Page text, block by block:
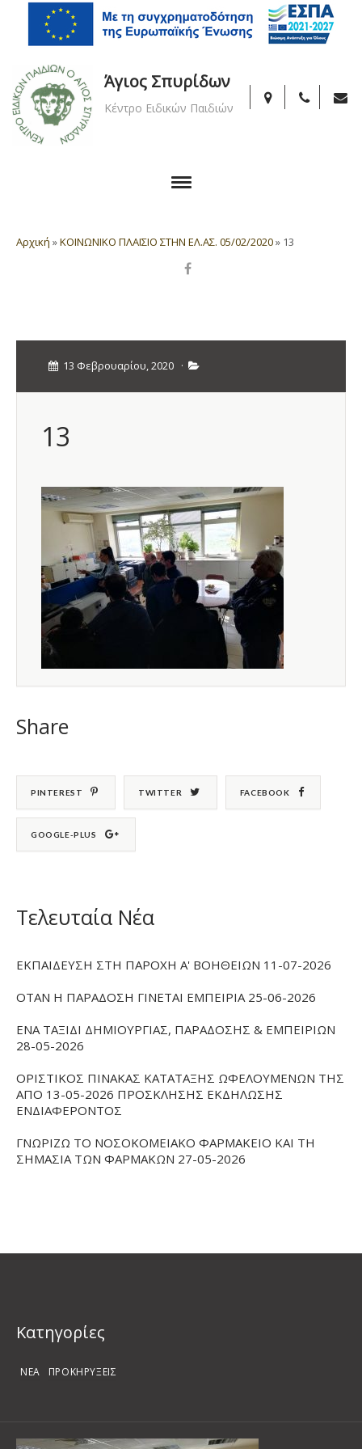
Άγιος Σπυρίδων
Κέντρο Ειδικών Παιδιών
Αρχική »ΚΟΙΝΩΝΙΚΟ ΠΛΑΙΣΙΟ ΣΤΗΝ ΕΛ.ΑΣ. 05/02/2020» 13
13 Φεβρουαρίου, 2020 ·
13
Share
PINTEREST TWITTER FACEBOOK
GOOGLE-PLUS
Τελευταία Νέα
ΕΚΠΑΙΔΕΥΣΗ ΣΤΗ ΠΑΡΟΧΗ Α' ΒΟΗΘΕΙΩΝ 11-07-2026
ΟΤΑΝ Η ΠΑΡΑΔΟΣΗ ΓΙΝΕΤΑΙ ΕΜΠΕΙΡΙΑ 25-06-2026
ΕΝΑ ΤΑΞΙΔΙ ΔΗΜΙΟΥΡΓΙΑΣ, ΠΑΡΑΔΟΣΗΣ & ΕΜΠΕΙΡΙΩΝ
28-05-2026
ΟΡΙΣΤΙΚΟΣ ΠΙΝΑΚΑΣ ΚΑΤΑΤΑΞΗΣ ΩΦΕΛΟΥΜΕΝΩΝ ΤΗΣ
ΑΠΟ 13-05-2026 ΠΡΟΣΚΛΗΣΗΣ ΕΚΔΗΛΩΣΗΣ
ΕΝΔΙΑΦΕΡΟΝΤΟΣ
ΓΝΩΡΙΖΩ ΤΟ ΝΟΣΟΚΟΜΕΙΑΚΟ ΦΑΡΜΑΚΕΙΟ ΚΑΙ ΤΗ
ΣΗΜΑΣΙΑ ΤΩΝ ΦΑΡΜΑΚΩΝ 27-05-2026
Kατηγορίες
ΝΕΑ ΠΡΟΚΗΡΥΞΕΙΣ